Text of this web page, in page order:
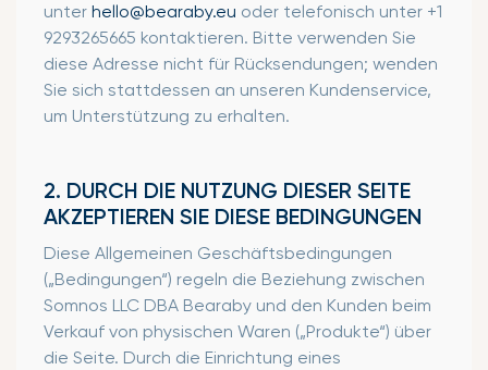
unter hello@bearaby.eu oder telefonisch unter +1
9293265665 kontaktieren. Bitte verwenden Sie
diese Adresse nicht für Rücksendungen; wenden
Sie sich stattdessen an unseren Kundenservice,
um Unterstützung zu erhalten.
2. DURCH DIE NUTZUNG DIESER SEITE
AKZEPTIEREN SIE DIESE BEDINGUNGEN
Diese Allgemeinen Geschäftsbedingungen
(„Bedingungen“) regeln die Beziehung zwischen
Somnos LLC DBA Bearaby und den Kunden beim
Verkauf von physischen Waren („Produkte“) über
die Seite. Durch die Einrichtung eines